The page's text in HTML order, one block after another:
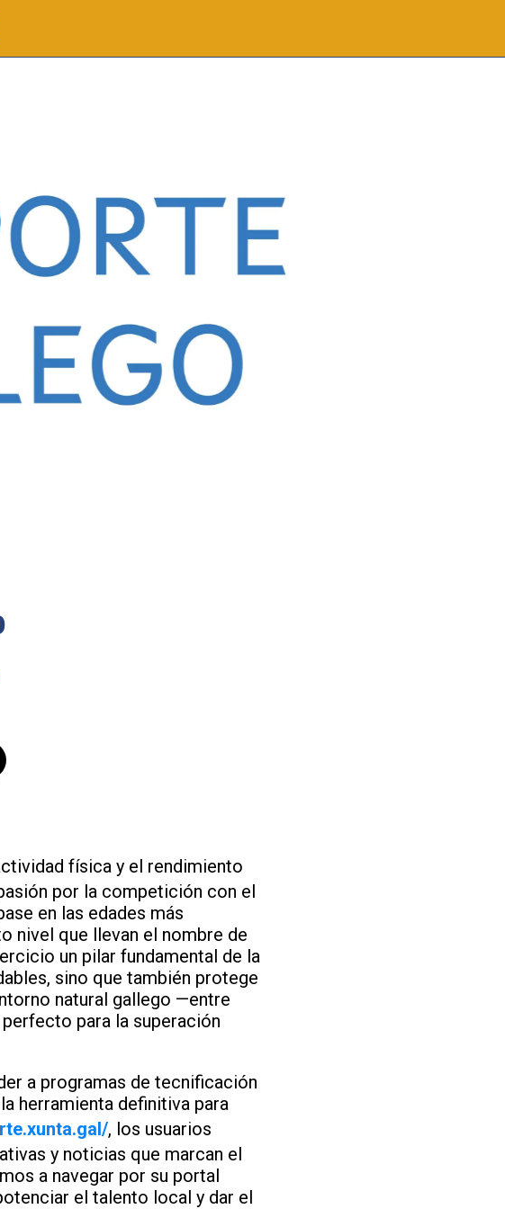
física y el rendimiento
por la competición con el
en las edades más
nivel que llevan el nombre de
un pilar fundamental de la
sino que también protege
natural gallego —entre
para la superación
a programas de tecnificación
herramienta definitiva para
, los usuarios
y noticias que marcan el
a navegar por su portal
el talento local y dar el